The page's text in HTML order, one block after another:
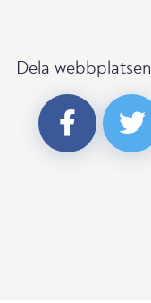
Dela